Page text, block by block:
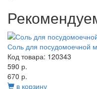
Соль для посудомоечной
Код товара: 120343
590 р.
670 р.
в корзину